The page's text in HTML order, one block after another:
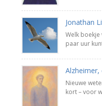
Jonathan
Welk boekje
paar uur
Alzheimer,
Nieuwe
kort – voor